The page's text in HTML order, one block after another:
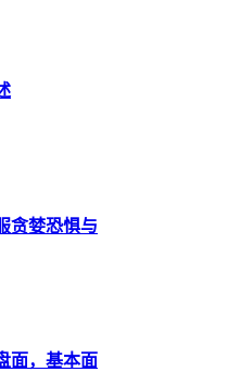
贪婪恐惧与
面，基本面